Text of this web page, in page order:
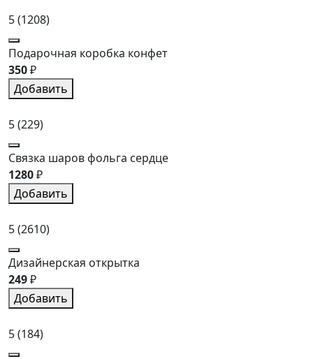
5(1208)
Подарочная коробка конфет
350₽
Добавить
5(229)
Связка шаров фольга сердце
1280₽
Добавить
5(2610)
Дизайнерская открытка
249₽
Добавить
5(184)